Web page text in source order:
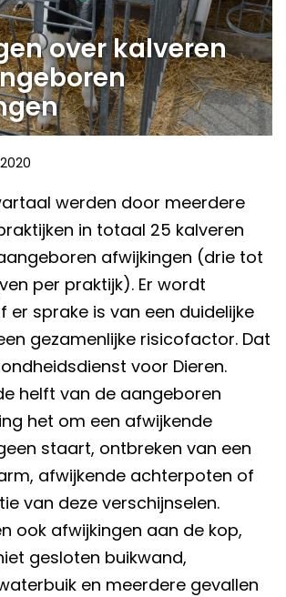
over kalveren
werden door meerdere
in totaal 25 kalveren
afwijkingen (drie tot
per praktijk). Er wordt
er sprake is van een duidelijke
gezamenlijke risicofactor. Dat
voor Dieren.
helft van de aangeboren
het om een afwijkende
staart, ontbreken van een
afwijkende achterpoten of
van deze verschijnselen.
ook afwijkingen aan de kop,
gesloten buikwand,
en meerdere gevallen